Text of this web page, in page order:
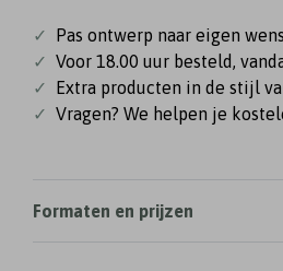
✓
Pas ontwerp naar eigen
✓ Voor 18.00 uur besteld,
✓
Extra producten in de stijl
✓ Vragen? We helpen je
Formaten en prijzen